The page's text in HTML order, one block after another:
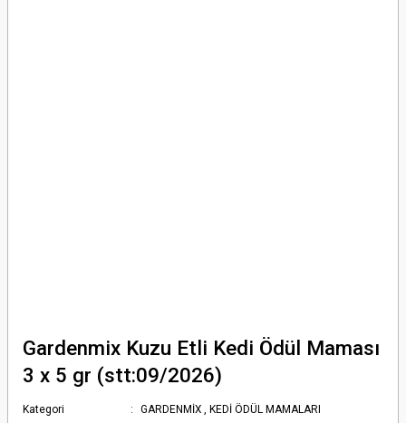
Gardenmix Kuzu Etli Kedi Ödül Maması
3 x 5 gr (stt:09/2026)
Kategori GARDENMİX , KEDİ ÖDÜL MAMALARI